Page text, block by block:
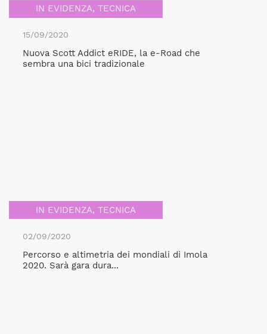
IN EVIDENZA, TECNICA
15/09/2020
Nuova Scott Addict eRIDE, la e-Road che
sembra una bici tradizionale
IN EVIDENZA, TECNICA
02/09/2020
Percorso e altimetria dei mondiali di Imola
2020. Sarà gara dura...